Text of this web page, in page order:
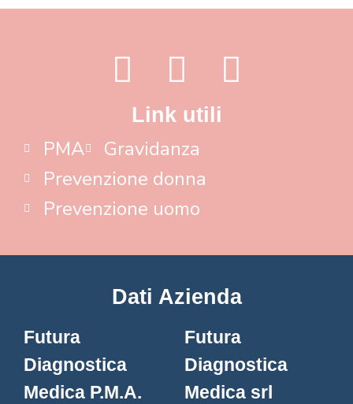
Link utili
PMA
Gravidanza
Prevenzione donna
Prevenzione uomo
Dati Azienda
Futura
Diagnostica
Medica P.M.A.
Futura
Diagnostica
Medica srl